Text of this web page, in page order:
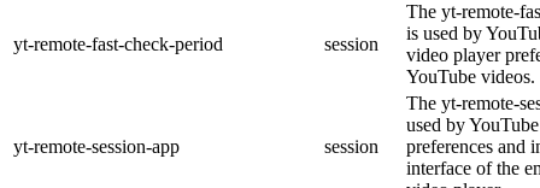
yt-remote-fast-check-period session
The yt-remote-
is used by
video player
YouTube videos.
yt-remote-session-app session
The yt-remote-
used by
preferences and
interface of the